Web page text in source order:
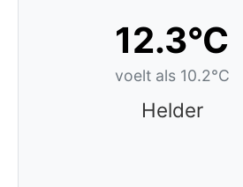
12.3°C
voelt als 10.2°C
Helder